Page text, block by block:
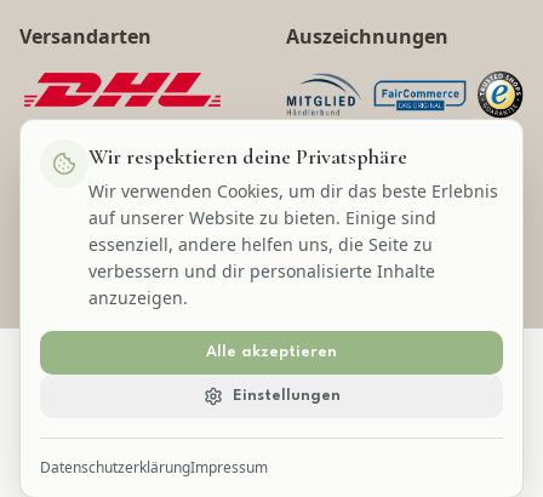
Wir respektieren deine Privatsphäre
Wir verwenden Cookies, um dir das beste Erlebnis
auf unserer Website zu bieten. Einige sind
essenziell, andere helfen uns, die Seite zu
verbessern und dir personalisierte Inhalte
anzuzeigen.
Alle akzeptieren
Einstellungen
DatenschutzerklärungImpressum
Versandarten Auszeichnungen
Lecom Handels GmbH
* Alle Preise inkl. gesetzl. Mehrwertsteuer zzgl. Versandkosten und ggf.
Nachnahmegebühren, wenn nicht anders angegeben.